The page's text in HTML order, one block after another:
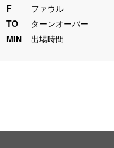
F
ファウル
TO
ターンオーバー
MIN 出場時間